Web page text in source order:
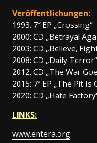
Veröffentlichungen:
1993: 7″ EP „Crossing“
2000: CD „Betrayal
2003: CD „Believe,
2008: CD „Daily Terror“
2012: CD „The War
2015: 7″ EP „The Pit Is
2020: CD „Hate
LINKS:
www.entera.org